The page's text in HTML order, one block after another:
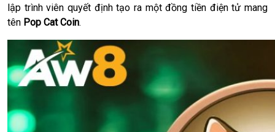
lập trình viên quyết định tạo ra một đồng tiền điện tử mang
tên Pop Cat Coin.